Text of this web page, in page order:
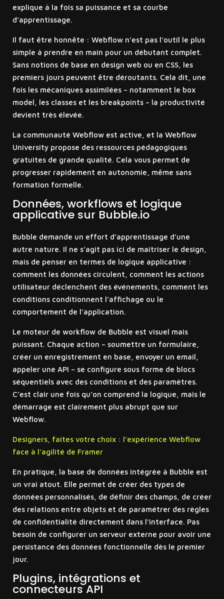
explique à la fois sa puissance et sa courbe
d’apprentissage.
Il faut être honnête : Webflow n’est pas l’outil le plus
simple à prendre en main pour un débutant complet.
Sans notions de base en design web ou en CSS, les
premiers jours peuvent être déroutants. Cela dit, une
fois les mécaniques assimilées – notamment le box
model, les classes et les breakpoints – la productivité
devient très élevée.
La communauté Webflow est active, et la Webflow
University propose des ressources pédagogiques
gratuites de grande qualité. Cela vous permet de
progresser rapidement en autonomie, même sans
formation formelle.
Données, workflows et logique
applicative sur Bubble.io
Bubble demande un effort d’apprentissage d’une
autre nature. Il ne s’agit pas ici de maîtriser le design,
mais de penser en termes de logique applicative :
comment les données circulent, comment les actions
utilisateur déclenchent des événements, comment les
conditions conditionnent l’affichage ou le
comportement de l’application.
Le moteur de workflow de Bubble est visuel mais
puissant. Chaque action – soumettre un formulaire,
créer un enregistrement en base, envoyer un email,
appeler une API – se configure sous forme de blocs
séquentiels avec des conditions et des paramètres.
C’est clair une fois qu’on comprend la logique, mais le
démarrage est clairement plus abrupt que sur
Webflow.
Designers, faites votre choix : l’expérience Webflow
face à l’agilité de Framer
En pratique, la base de données intégrée à Bubble est
un vrai atout. Elle permet de créer des types de
données personnalisés, de définir des champs, de créer
des relations entre objets et de paramétrer des règles
de confidentialité directement dans l’interface. Pas
besoin de configurer un serveur externe pour avoir une
persistance des données fonctionnelle dès le premier
jour.
Plugins, intégrations et
connecteurs API